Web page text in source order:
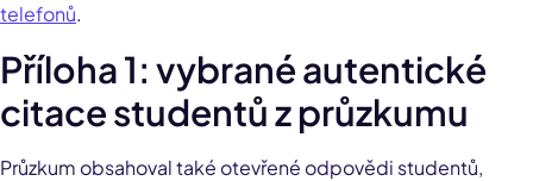
telefonů.
Příloha 1: vybrané autentické
citace studentů z průzkumu
Průzkum obsahoval také otevřené odpovědi studentů,